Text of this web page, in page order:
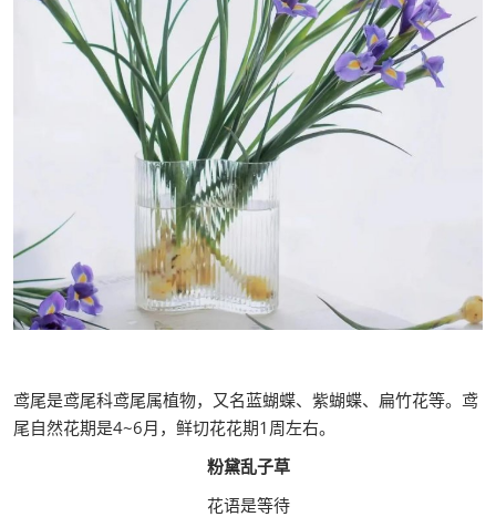
鸢尾是鸢尾科鸢尾属植物，又名蓝蝴蝶、紫蝴蝶、扁竹花等。鸢
尾自然花期是4~6月，鲜切花花期1周左右。
粉黛乱子草
花语是等待